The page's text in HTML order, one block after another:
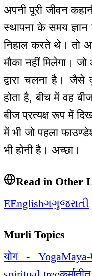
अपनी पूरी जीवन
स्थापना के समय
निहाल करते थे। तो
मौका नहीं मिलेगा।
द्वारा चलना है। जैसे
होता है, बीच में वह
बीज प्रत्यक्ष रूप में
में भी जो पहला
भी होनी है। अच्छा।
Read in Other
EEnglishગગુજરાતી
Murli Topics
योग - YogaMaya-